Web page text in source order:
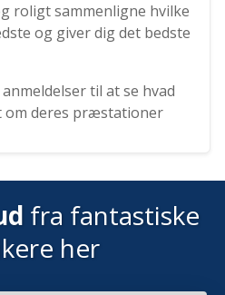
roligt sammenligne hvilke
og giver dig det bedste
til at se hvad
om deres præstationer
fra fantastiske
her